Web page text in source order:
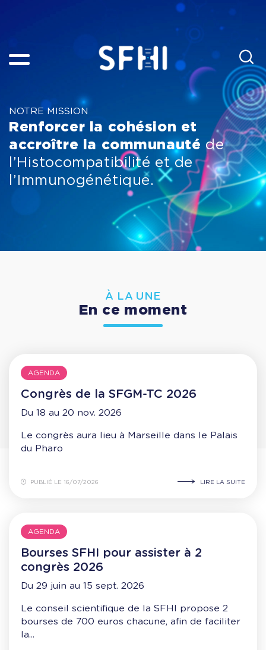
NOTRE MISSION
Renforcer la cohésion et
accroître la communauté de
l’Histocompatibilité et de
l’Immunogénétique.
À LA UNE
En ce moment
AGENDA
Congrès de la SFGM-TC 2026
Du 18 au 20 nov. 2026
Le congrès aura lieu à Marseille dans le Palais
du Pharo
PUBLIÉ LE 16/07/2026 LIRE LA SUITE
AGENDA
Bourses SFHI pour assister à 2
congrès 2026
Du 29 juin au 15 sept. 2026
Le conseil scientifique de la SFHI propose 2
bourses de 700 euros chacune, afin de faciliter
la...